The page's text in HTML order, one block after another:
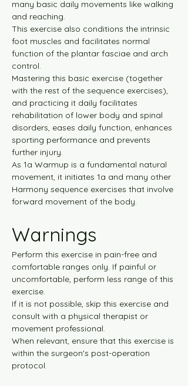
רמה-2 30 דקות
רמה-1 10 דקות
רמה-1 30 דקות
רמה-2 10 דקות
רמה-2 30 דקות
רמה-3 10 דקות
רמה-3 30 דקות
רמה-4 10 דקות
רמה-4 30 דקות
רמה-5 10 דקות
many basic daily movements like walking
and reaching.
This exercise also conditions the intrinsic
foot muscles and facilitates normal
function of the plantar fasciae and arch
control.
Mastering this basic exercise (together
with the rest of the sequence exercises),
and practicing it daily facilitates
rehabilitation of lower body and spinal
disorders, eases daily function, enhances
sporting performance and prevents
further injury.
As 1a Warmup is a fundamental natural
movement, it initiates 1a and many other
Harmony sequence exercises that involve
forward movement of the body.
Warnings
Perform this exercise in pain-free and
comfortable ranges only. If painful or
uncomfortable, perform less range of this
exercise.
If it is not possible, skip this exercise and
consult with a physical therapist or
movement professional.
When relevant, ensure that this exercise is
within the surgeon's post-operation
protocol.